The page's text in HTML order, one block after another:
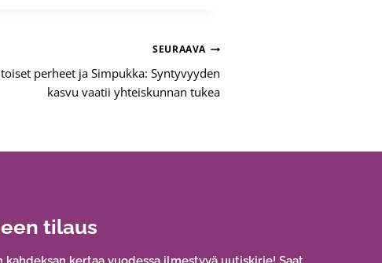
SEURAAVA
perheet ja Simpukka: Syntyvyyden
kasvu vaatii yhteiskunnan tukea
tilaus